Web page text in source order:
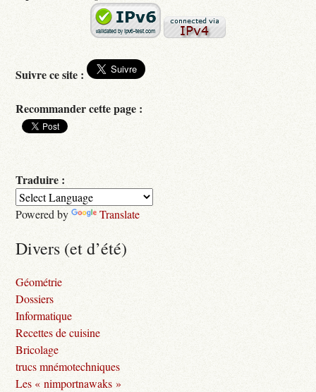
Suivre ce site :
Recommander cette page :
Traduire :
Powered by Translate
Divers (et d’été)
Géométrie
Dossiers
Informatique
Recettes de cuisine
Bricolage
trucs mnémotechniques
Les « nimportnawaks »